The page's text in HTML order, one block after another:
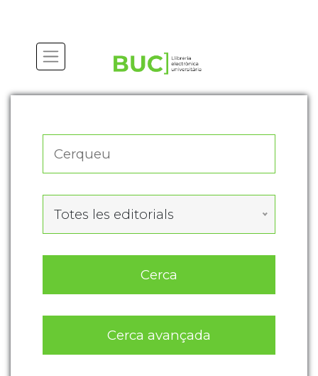
Totes les editorials
Cerca
Cerca avançada